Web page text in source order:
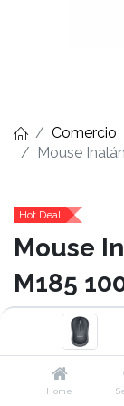
Home
Comercio
Mouse
Hot Deal
Mouse
M185
- Diseño
- Conectividad
- Resolución de
- Rueda de
- 3 botones